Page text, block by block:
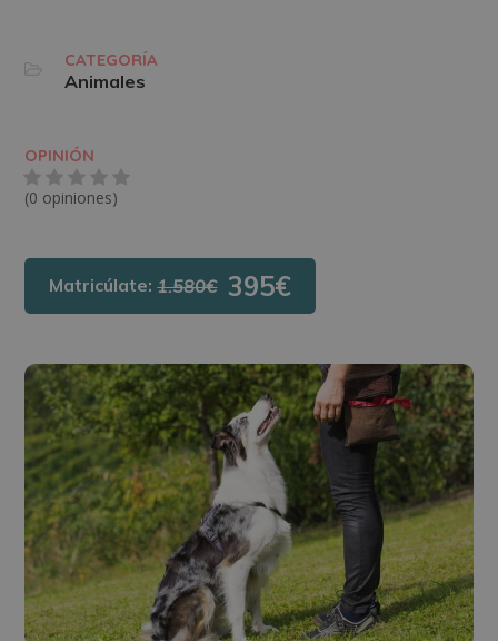
CATEGORÍA
Animales
OPINIÓN
(0 opiniones)
Matricúlate:1.580€ 395€